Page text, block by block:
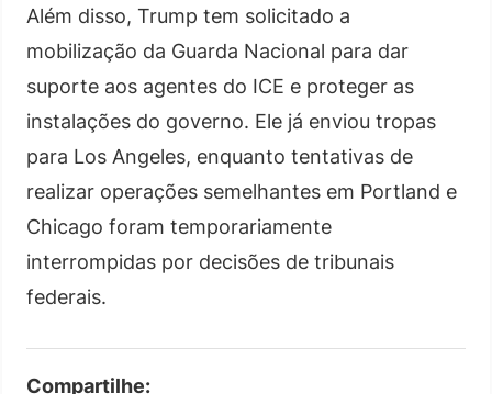
Além disso, Trump tem solicitado a
mobilização da Guarda Nacional para dar
suporte aos agentes do ICE e proteger as
instalações do governo. Ele já enviou tropas
para Los Angeles, enquanto tentativas de
realizar operações semelhantes em Portland e
Chicago foram temporariamente
interrompidas por decisões de tribunais
federais.
Compartilhe: